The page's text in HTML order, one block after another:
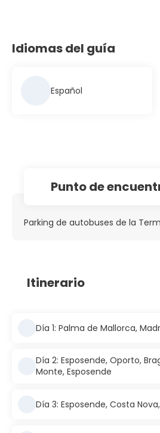
Idiomas del guía
Español
Punto de
Parking de autobuses de la
Itinerario
Día 1: Palma de Mallorca,
Día 2: Esposende, Oporto,
Monte, Esposende
Día 3: Esposende, Costa